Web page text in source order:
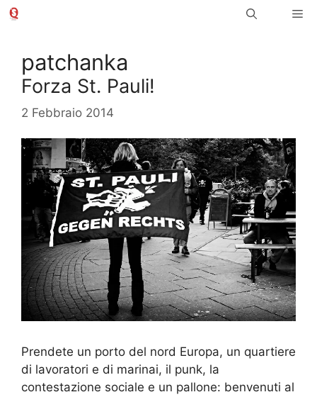
Vai
patchanka
Forza St. Pauli!
2 Febbraio 2014
Prendete un porto del nord Europa, un quartiere
di lavoratori e di marinai, il punk, la
contestazione sociale e un pallone: benvenuti al